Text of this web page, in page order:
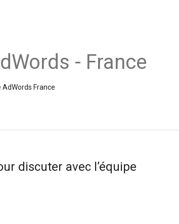
- France
AdWords France
discuter avec l’équipe